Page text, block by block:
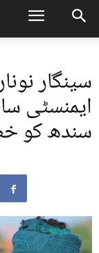
سینگار
ایمنسٹی
سندھ کو